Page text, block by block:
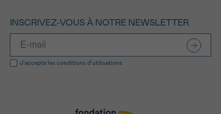
INSCRIVEZ-VOUS À NOTRE NEWSLETTER
J’accepte les conditions d’utilisations